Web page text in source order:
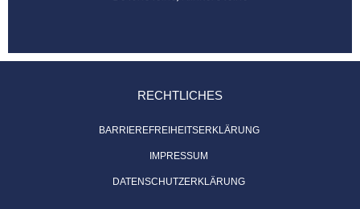
RECHTLICHES
BARRIEREFREIHEITSERKLÄRUNG
IMPRESSUM
DATENSCHUTZERKLÄRUNG